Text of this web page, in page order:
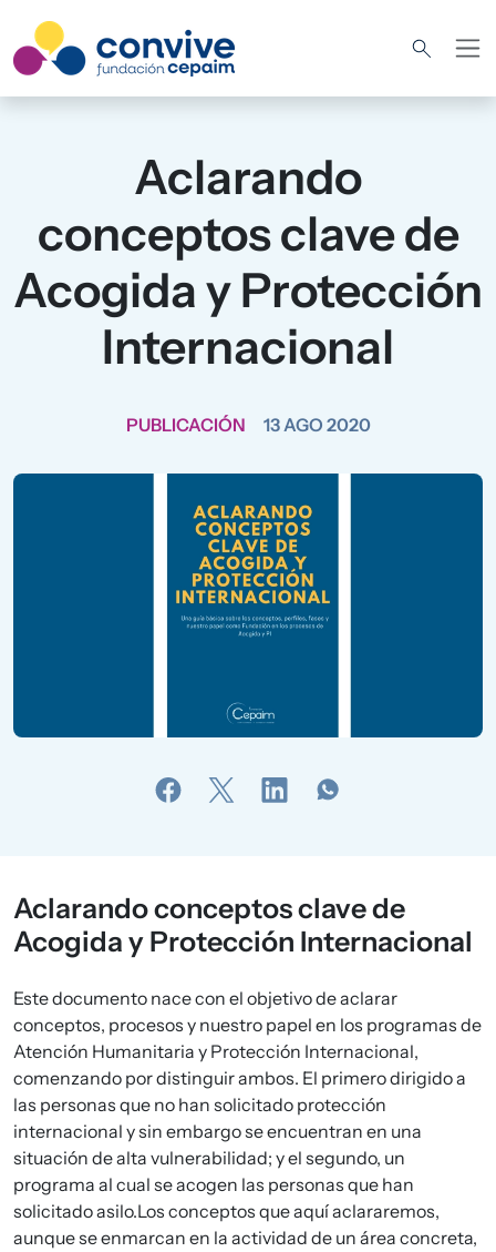
Aclarando
conceptos clave de
Acogida y Protección
Internacional
PUBLICACIÓN 13 AGO 2020
Aclarando conceptos clave de
Acogida y Protección Internacional
Este documento nace con el objetivo de aclarar
conceptos, procesos y nuestro papel en los programas de
Atención Humanitaria y Protección Internacional,
comenzando por distinguir ambos. El primero dirigido a
las personas que no han solicitado protección
internacional y sin embargo se encuentran en una
situación de alta vulnerabilidad; y el segundo, un
programa al cual se acogen las personas que han
solicitado asilo.Los conceptos que aquí aclararemos,
aunque se enmarcan en la actividad de un área concreta,